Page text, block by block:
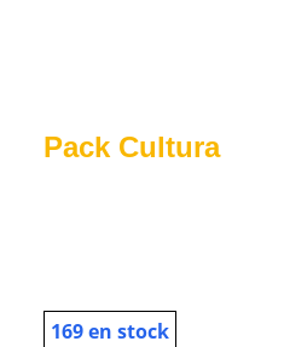
Pack Cultura
169 en stock